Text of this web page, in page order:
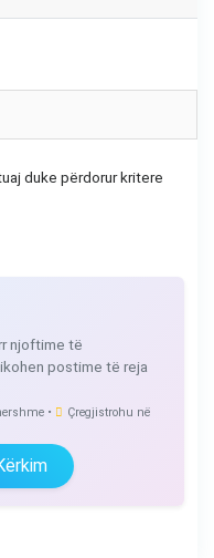
duke përdorur kritere
njoftime të
postime të reja
•
Çregjistrohu në